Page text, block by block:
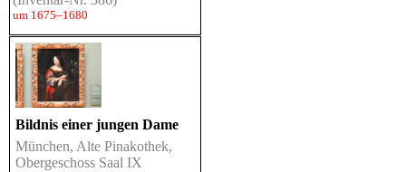
um 1675–1680
Bildnis einer jungen Dame
München, Alte Pinakothek,
Obergeschoss Saal IX